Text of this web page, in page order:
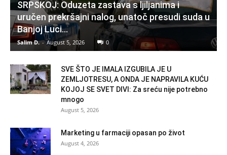
SRPSKOJ: Oduzeta zastava s ljiljanima i
uručen prekršajni nalog, unatoč presudi suda u
Banjoj Luci…
Salim D. - August 5, 2026 0
SVE ŠTO JE IMALA IZGUBILA JE U
ZEMLJOTRESU, A ONDA JE NAPRAVILA KUĆU
KOJOJ SE SVET DIVI: Za sreću nije potrebno
mnogo
August 5, 2026
Marketing u farmaciji opasan po život
August 4, 2026